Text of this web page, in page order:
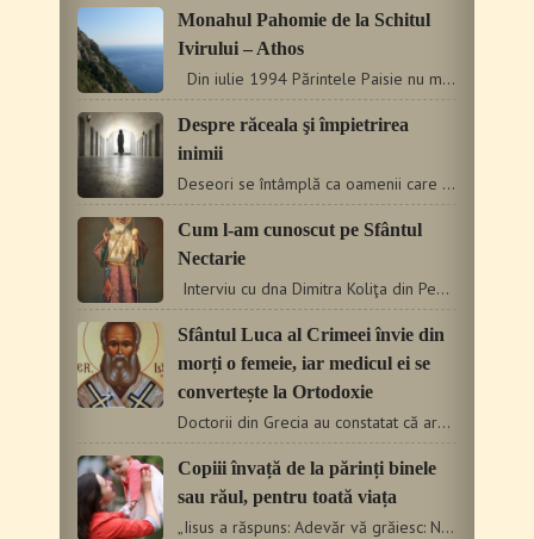
Monahul Pahomie de la Schitul
Ivirului – Athos
Din iulie 1994 Părintele Paisie nu mai este printre…
Despre răceala şi împietrirea
inimii
Deseori se întâmplă ca oamenii care merg pe calea bunei vieţuiri…
Cum l-am cunoscut pe Sfântul
Nectarie
Interviu cu dna Dimitra Koliţa din Pentalofos, Kozani, Grecia.…
Sfântul Luca al Crimeei învie din
morți o femeie, iar medicul ei se
convertește la Ortodoxie
Doctorii din Grecia au constatat că are cancer metastatic.…
Copiii învață de la părinți binele
sau răul, pentru toată viața
„Iisus a răspuns: Adevăr vă grăiesc: Nu este nimeni care…